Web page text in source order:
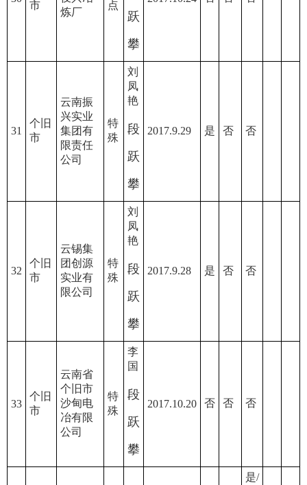
市
炼厂
点
跃
攀
31
个旧
市
云南振
兴实业
集团有
限责任
公司
特
殊
刘
凤
艳
段
跃
攀
2017.9.29 是 否 否
32
个旧
市
云锡集
团创源
实业有
限公司
特
殊
刘
凤
艳
段
跃
攀
2017.9.28 是 否 否
33
个旧
市
云南省
个旧市
沙甸电
冶有限
公司
特
殊
李
国
段
跃
攀
2017.10.20 否 否 否
是/